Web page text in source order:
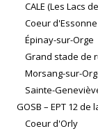
CALE (Les Lacs
Coeur
Épinay-sur-Orge
Grand stade de
Morsang-sur-
Sainte-
GOSB – EPT 12 de
Coeur d'Orly